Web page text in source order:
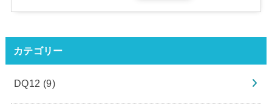
カテゴリー
DQ12 (9)